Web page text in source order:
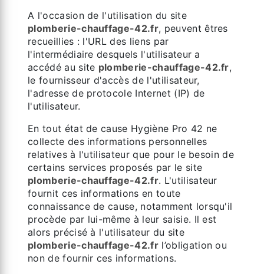
A l'occasion de l'utilisation du site
plomberie-chauffage-42.fr, peuvent êtres
recueillies : l'URL des liens par
l'intermédiaire desquels l'utilisateur a
accédé au site plomberie-chauffage-42.fr,
le fournisseur d'accès de l'utilisateur,
l'adresse de protocole Internet (IP) de
l'utilisateur.
En tout état de cause Hygiène Pro 42 ne
collecte des informations personnelles
relatives à l'utilisateur que pour le besoin de
certains services proposés par le site
plomberie-chauffage-42.fr. L'utilisateur
fournit ces informations en toute
connaissance de cause, notamment lorsqu'il
procède par lui-même à leur saisie. Il est
alors précisé à l'utilisateur du site
plomberie-chauffage-42.fr l’obligation ou
non de fournir ces informations.